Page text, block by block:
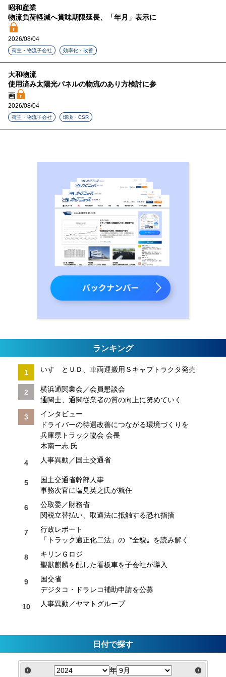
昭和産業
物流負荷軽減へ賞味期限延長、「年月」表示に
2026/08/04
荷主・物流子会社 効率化・改善
大和物流
使用済み太陽光パネルの物流のあり方検討に参
画
2026/08/04
荷主・物流子会社 環境・CSR
ランキング
いすゞとＵＤ、車両運搬用Ｓキャブトラクタ発売
横浜通関業会／会員懇談会
通関士、通関従業者の質の向上に努めていく
インタビュー
ドライバーの待遇改善につながる環境づくりを
兵庫県トラック協会 会長
木南一志 氏
人事異動／国土交通省
国土交通省幹部人事
事務次官に塩見英之氏が就任
公取委／財務省
関税立替払い、取適法に抵触する恐れ指摘
行政レポート
「トラック適正化二法」の〝全貌〟を読み解く
キリンＧロジ
聖獣麒麟を配した看板車を子会社が導入
国交省
デジタコ・ドラレコ補助申請を公募
人事異動／ヤマトグループ
日付で探す
年